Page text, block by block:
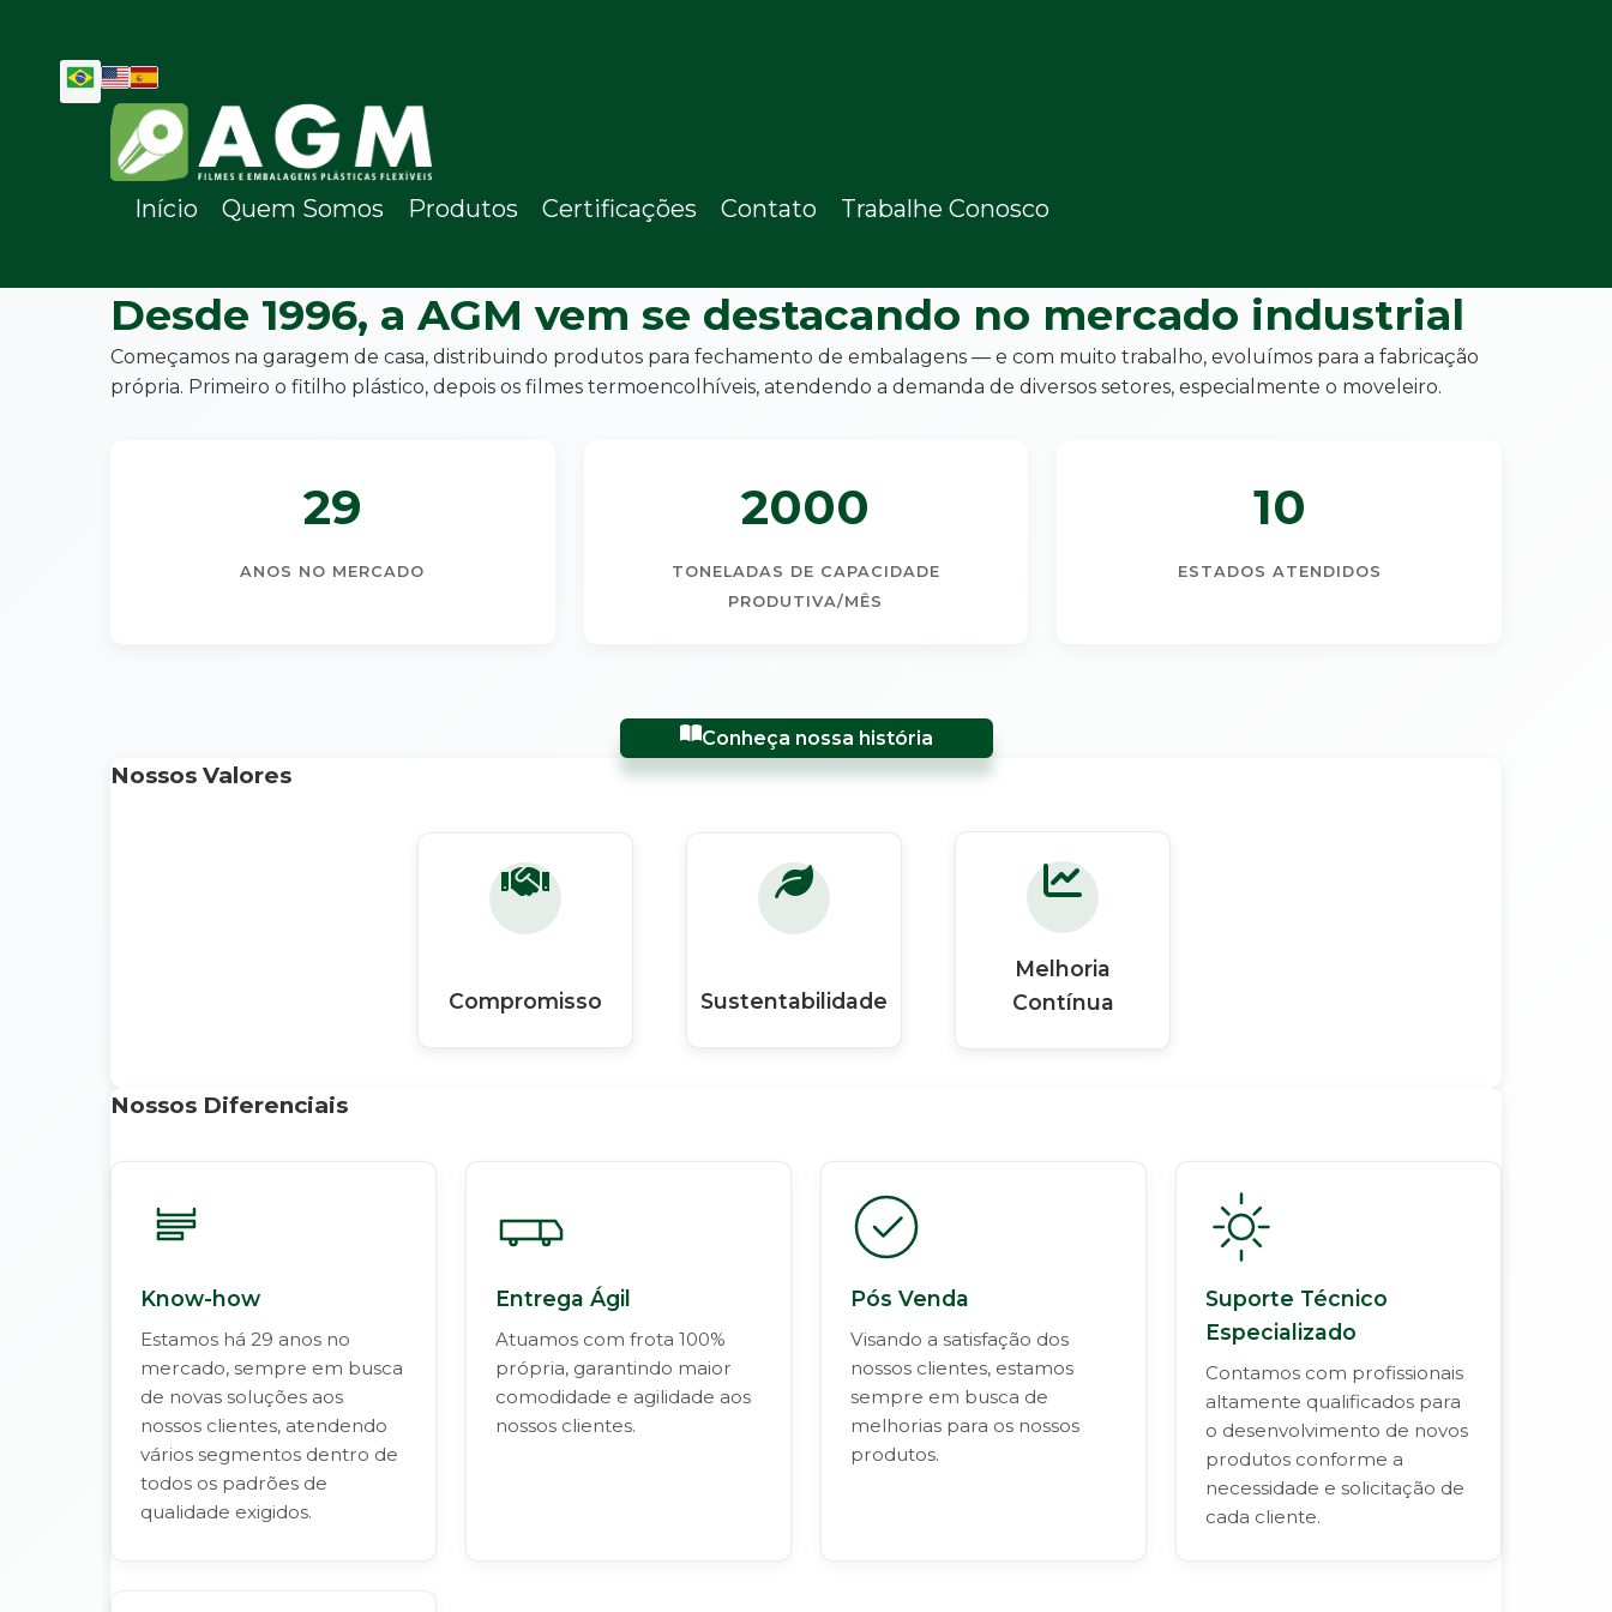
Início Quem Somos Produtos Certificações Contato Trabalhe Conosco
Desde 1996, a AGM vem se destacando no mercado industrial
Começamos na garagem de casa, distribuindo produtos para fechamento de embalagens — e com muito trabalho, evoluímos para a fabricação
própria. Primeiro o fitilho plástico, depois os filmes termoencolhíveis, atendendo a demanda de diversos setores, especialmente o moveleiro.
29
ANOS NO MERCADO
2000
TONELADAS DE CAPACIDADE
PRODUTIVA/MÊS
10
ESTADOS ATENDIDOS
Conheça nossa história
Nossos Valores
Compromisso Sustentabilidade
Melhoria
Contínua
Nossos Diferenciais
Know-how
Estamos há 29 anos no
mercado, sempre em busca
de novas soluções aos
nossos clientes, atendendo
vários segmentos dentro de
todos os padrões de
qualidade exigidos.
Entrega Ágil
Atuamos com frota 100%
própria, garantindo maior
comodidade e agilidade aos
nossos clientes.
Pós Venda
Visando a satisfação dos
nossos clientes, estamos
sempre em busca de
melhorias para os nossos
produtos.
Suporte Técnico
Especializado
Contamos com profissionais
altamente qualificados para
o desenvolvimento de novos
produtos conforme a
necessidade e solicitação de
cada cliente.